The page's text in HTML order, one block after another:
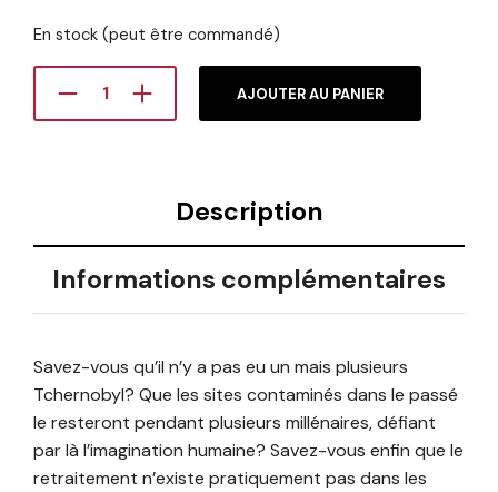
En stock (peut être commandé)
AJOUTER AU PANIER
Description
Informations complémentaires
Savez-vous qu’il n’y a pas eu un mais plusieurs
Tchernobyl? Que les sites contaminés dans le passé
le resteront pendant plusieurs millénaires, défiant
par là l’imagination humaine? Savez-vous enfin que le
retraitement n’existe pratiquement pas dans les